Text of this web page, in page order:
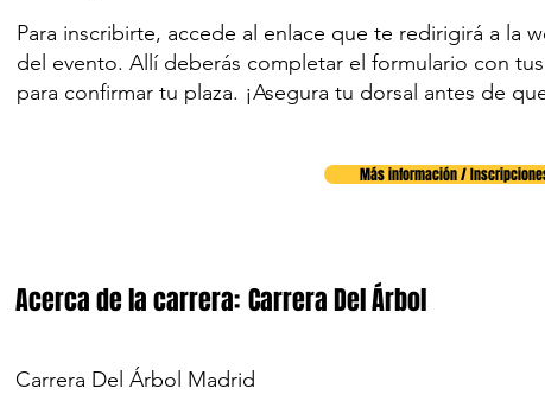
Para inscribirte, accede al enlace que te redirigirá a la
del evento. Allí deberás completar el formulario con
para confirmar tu plaza. ¡Asegura tu dorsal antes de
Más información /
Acerca de la carrera: Carrera Del Árbol
Carrera Del Árbol Madrid